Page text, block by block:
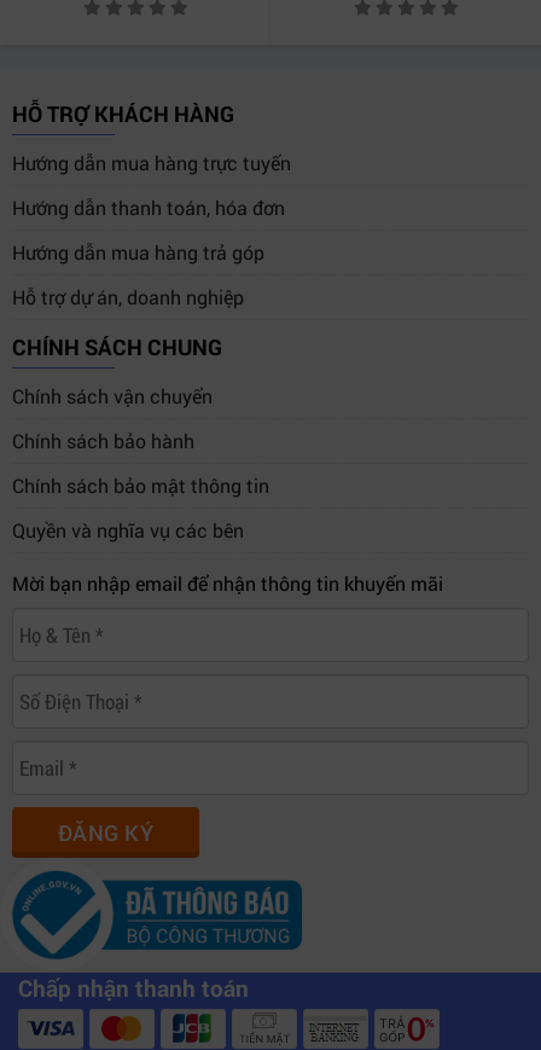
HỖ TRỢ KHÁCH HÀNG
Hướng dẫn mua hàng trực tuyến
Hướng dẫn thanh toán, hóa đơn
Hướng dẫn mua hàng trả góp
Hỗ trợ dự án, doanh nghiệp
CHÍNH SÁCH CHUNG
Chính sách vận chuyển
Chính sách bảo hành
Chính sách bảo mật thông tin
Quyền và nghĩa vụ các bên
Mời bạn nhập email để nhận thông tin khuyến mãi
ĐĂNG KÝ
Chấp nhận thanh toán